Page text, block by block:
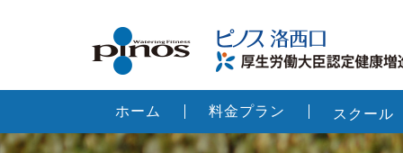
ホーム 料金プラン スクール